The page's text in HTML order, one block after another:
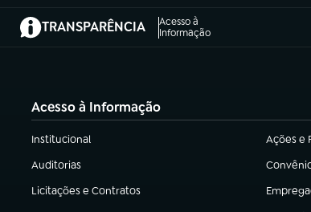
TRANSPARÊNCIA
Acesso à
Informação
(abre em nova aba)
Acesso à Informação
Institucional
(abre em nova aba) Ações e
(abre
Auditorias
(abre em nova aba) (abre
Licitações e Contratos
(abre em nova aba) (abre